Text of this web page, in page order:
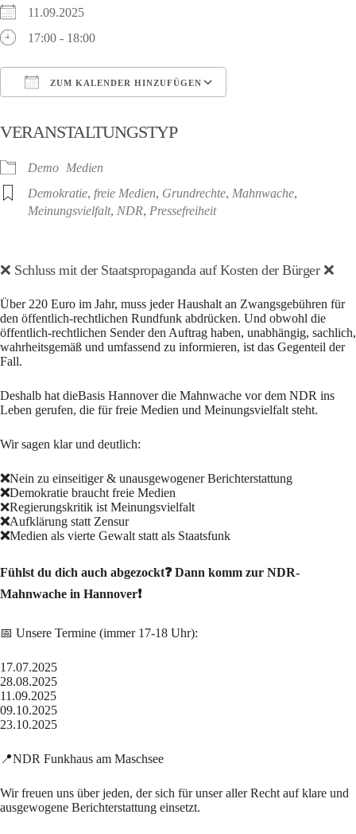
11.09.2025
17:00 - 18:00
ZUM KALENDER HINZUFÜGEN
VERANSTALTUNGSTYP
Demo Medien
Demokratie, freie Medien, Grundrechte, Mahnwache,
Meinungsvielfalt, NDR, Pressefreiheit
❌ Schluss mit der Staatspropaganda auf Kosten der Bürger ❌
Über 220 Euro im Jahr, muss jeder Haushalt an Zwangsgebühren für
den öffentlich-rechtlichen Rundfunk abdrücken. Und obwohl die
öffentlich-rechtlichen Sender den Auftrag haben, unabhängig, sachlich,
wahrheitsgemäß und umfassend zu informieren, ist das Gegenteil der
Fall.
Deshalb hat dieBasis Hannover die Mahnwache vor dem NDR ins
Leben gerufen, die für freie Medien und Meinungsvielfalt steht.
Wir sagen klar und deutlich:
❌Nein zu einseitiger & unausgewogener Berichterstattung
❌Demokratie braucht freie Medien
❌Regierungskritik ist Meinungsvielfalt
❌Aufklärung statt Zensur
❌Medien als vierte Gewalt statt als Staatsfunk
Fühlst du dich auch abgezockt❓ Dann komm zur NDR-
Mahnwache in Hannover❗
📅 Unsere Termine (immer 17-18 Uhr):
17.07.2025
28.08.2025
11.09.2025
09.10.2025
23.10.2025
📍NDR Funkhaus am Maschsee
Wir freuen uns über jeden, der sich für unser aller Recht auf klare und
ausgewogene Berichterstattung einsetzt.